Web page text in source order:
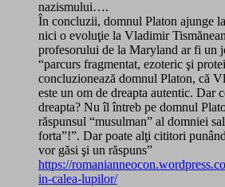
nazismului….
În concluzii, domnul Platon ajunge
nici o evoluţie la Vladimir
profesorului de la Maryland ar fi un
“parcurs fragmentat, ezoteric şi
concluzionează domnul Platon, că
este un om de dreapta autentic. Dar
dreapta? Nu îl întreb pe domnul
răspunsul “musulman” al domniei
forta”!”. Dar poate alţi cititori
vor găsi şi un răspuns”
https://
in-calea-lupilor/